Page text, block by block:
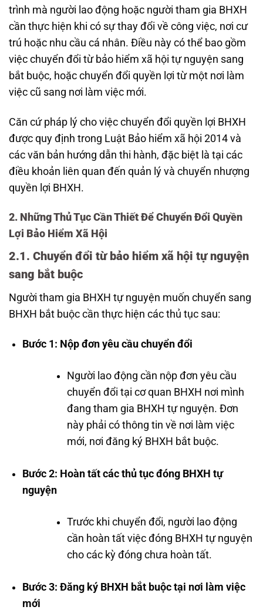
trình mà người lao động hoặc người tham gia BHXH
cần thực hiện khi có sự thay đổi về công việc, nơi cư
trú hoặc nhu cầu cá nhân. Điều này có thể bao gồm
việc chuyển đổi từ bảo hiểm xã hội tự nguyện sang
bắt buộc, hoặc chuyển đổi quyền lợi từ một nơi làm
việc cũ sang nơi làm việc mới.
Căn cứ pháp lý cho việc chuyển đổi quyền lợi BHXH
được quy định trong Luật Bảo hiểm xã hội 2014 và
các văn bản hướng dẫn thi hành, đặc biệt là tại các
điều khoản liên quan đến quản lý và chuyển nhượng
quyền lợi BHXH.
2. Những Thủ Tục Cần Thiết Để Chuyển Đổi Quyền
Lợi Bảo Hiểm Xã Hội
2.1. Chuyển đổi từ bảo hiểm xã hội tự nguyện
sang bắt buộc
Người tham gia BHXH tự nguyện muốn chuyển sang
BHXH bắt buộc cần thực hiện các thủ tục sau:
Bước 1: Nộp đơn yêu cầu chuyển đổi
Người lao động cần nộp đơn yêu cầu
chuyển đổi tại cơ quan BHXH nơi mình
đang tham gia BHXH tự nguyện. Đơn
này phải có thông tin về nơi làm việc
mới, nơi đăng ký BHXH bắt buộc.
Bước 2: Hoàn tất các thủ tục đóng BHXH tự
nguyện
Trước khi chuyển đổi, người lao động
cần hoàn tất việc đóng BHXH tự nguyện
cho các kỳ đóng chưa hoàn tất.
Bước 3: Đăng ký BHXH bắt buộc tại nơi làm việc
mới